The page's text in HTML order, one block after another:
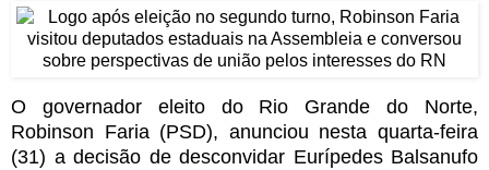
O governador eleito do Rio Grande do Norte,
Robinson Faria (PSD), anunciou nesta quarta-feira
(31) a decisão de desconvidar Eurípedes Balsanufo